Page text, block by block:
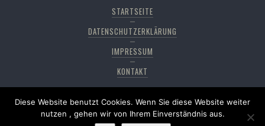
STARTSEITE
DATENSCHUTZERKLÄRUNG
IMPRESSUM
KONTAKT
Copyright © 2026Pfänderdohle . All rights reserved,
Diese Website benutzt Cookies. Wenn Sie diese Website weiter
nutzen , gehen wir von Ihrem Einverständnis aus.